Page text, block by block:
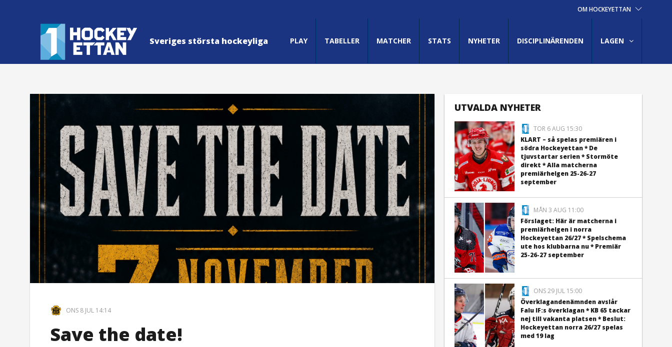
OM HOCKEYETTAN
Sveriges största hockeyliga PLAY TABELLER MATCHER STATS NYHETER DISCIPLINÄRENDEN LAGEN
ONS 8 JUL 14:14
Save the date!
UTVALDA NYHETER
TOR 6 AUG 15:30
KLART – så spelas premiären i
södra Hockeyettan * De
tjuvstartar serien * Stormöte
direkt * Alla matcherna
premiärhelgen 25-26-27
september
MÅN 3 AUG 11:00
Förslaget: Här är matcherna i
premiärhelgen i norra
Hockeyettan 26/27 * Spelschema
ute hos klubbarna nu * Premiär
25-26-27 september
ONS 29 JUL 15:00
Överklagandenämnden avslår
Falu IF:s överklagan * KB 65 tackar
nej till vakanta platsen * Beslut:
Hockeyettan norra 26/27 spelas
med 19 lag